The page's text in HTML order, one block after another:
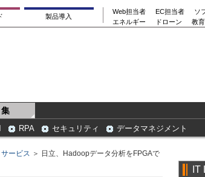
製品導入
Web担当者 EC担当者
ソ
エネルギー
ドローン 教
RPA セキュリティ データマネジメント
ービス ＞ 日立、Hadoopデータ分析をFPGAで
IT